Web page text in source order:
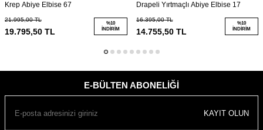
Krep Abiye Elbise 67
21.995,00TL
19.795,50 TL
%10
İNDIRIM
Drapeli Yırtmaçlı Abiye Elbise 17
16.395,00TL
14.755,50TL
%10
İNDIRIM
E-BÜLTEN ABONELIĞI
KAYIT OLUN